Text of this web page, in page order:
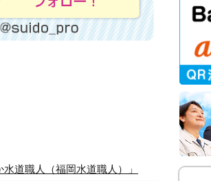
道職人（福岡水道職人）」